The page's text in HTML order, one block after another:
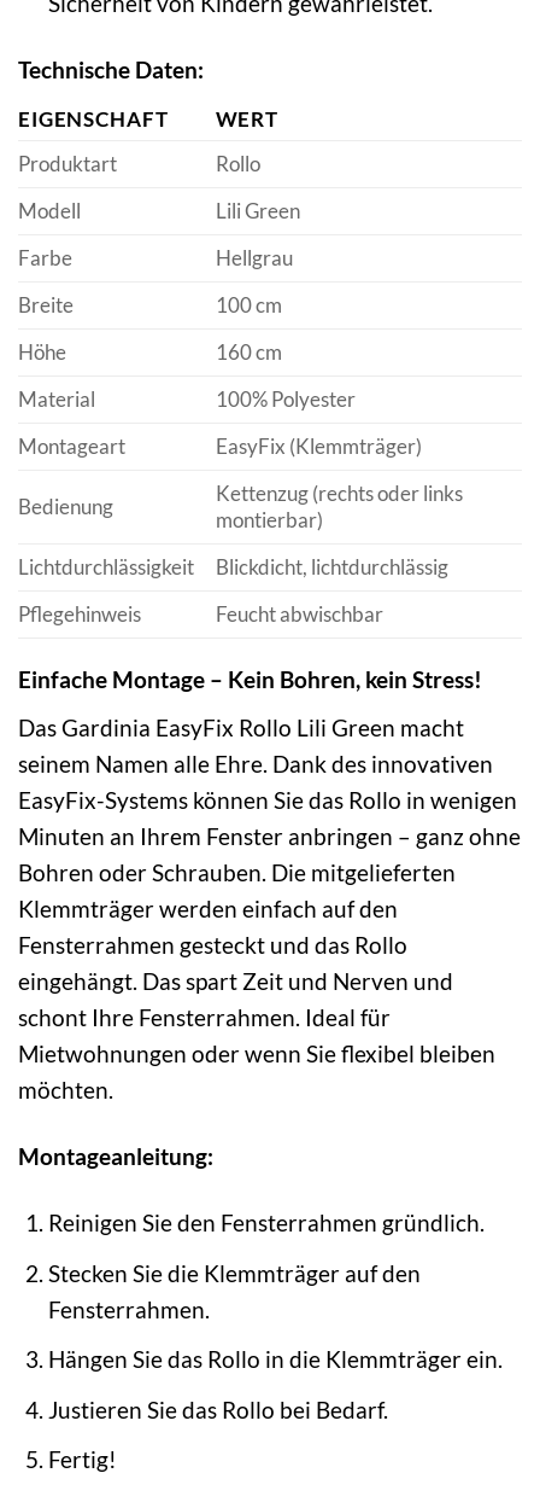
Technische Daten:
EIGENSCHAFT
WERT
Produktart
Rollo
Modell
Lili Green
Farbe
Hellgrau
Breite
100 cm
Höhe
160 cm
Material
100% Polyester
Montageart
EasyFix (Klemmträger)
Bedienung
Kettenzug (rechts oder links
montierbar)
Lichtdurchlässigkeit
Blickdicht, lichtdurchlässig
Pflegehinweis
Feucht abwischbar
Einfache Montage – Kein Bohren, kein Stress!
Das Gardinia EasyFix Rollo Lili Green macht
seinem Namen alle Ehre. Dank des innovativen
EasyFix-Systems können Sie das Rollo in wenigen
Minuten an Ihrem Fenster anbringen – ganz ohne
Bohren oder Schrauben. Die mitgelieferten
Klemmträger werden einfach auf den
Fensterrahmen gesteckt und das Rollo
eingehängt. Das spart Zeit und Nerven und
schont Ihre Fensterrahmen. Ideal für
Mietwohnungen oder wenn Sie flexibel bleiben
möchten.
Montageanleitung:
Reinigen Sie den Fensterrahmen gründlich.
Stecken Sie die Klemmträger auf den
Fensterrahmen.
Hängen Sie das Rollo in die Klemmträger ein.
Justieren Sie das Rollo bei Bedarf.
Fertig!